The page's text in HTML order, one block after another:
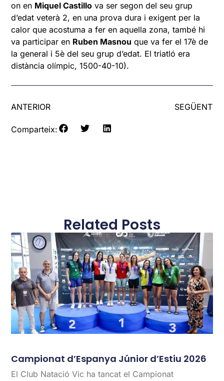
on en Miquel Castillo va ser segon del seu grup
d’edat veterà 2, en una prova dura i exigent per la
calor que acostuma a fer en aquella zona, també hi
va participar en Ruben Masnou que va fer el 17è de
la general i 5è del seu grup d’edat. El triatló era
distància olímpic, 1500-40-10).
ANTERIOR SEGÜENT
Comparteix:
Related Posts
Campionat d’Espanya Júnior d’Estiu 2026
El Club Natació Vic ha tancat el Campionat